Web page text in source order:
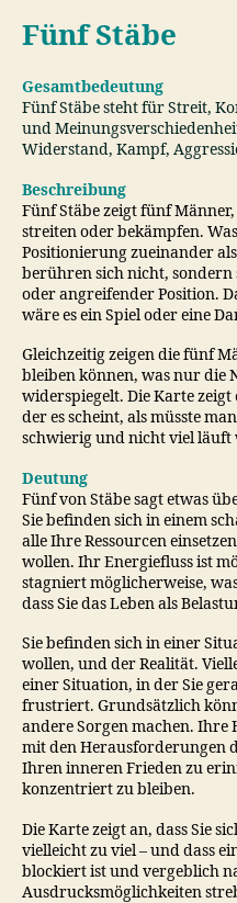
Fünf Stäbe
Gesamtbedeutung
Fünf Stäbe steht für Streit,
und
Widerstand, Kampf,
Beschreibung
Fünf Stäbe zeigt fünf
streiten oder bekämpfen.
Positionierung zueinander
berühren sich nicht, sondern
oder angreifender Position.
wäre es ein Spiel oder eine
Gleichzeitig zeigen die fünf
bleiben können, was nur die
widerspiegelt. Die Karte
der es scheint, als müsste
schwierig und nicht viel läuft
Deutung
Fünf von Stäbe sagt etwas
Sie befinden sich in einem
alle Ihre Ressourcen
wollen. Ihr Energiefluss ist
stagniert möglicherweise,
dass Sie das Leben als
Sie befinden sich in einer
wollen, und der Realität.
einer Situation, in der Sie
frustriert. Grundsätzlich
andere Sorgen machen.
mit den Herausforderungen
Ihren inneren Frieden zu
konzentriert zu bleiben.
Die Karte zeigt an, dass Sie
vielleicht zu viel – und dass
blockiert ist und vergeblich
Ausdrucksmöglichkeiten